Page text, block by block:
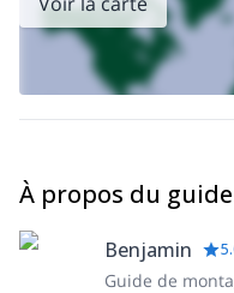
de ski de randonnée et de
À propos du guide
Benjamin
Guide de